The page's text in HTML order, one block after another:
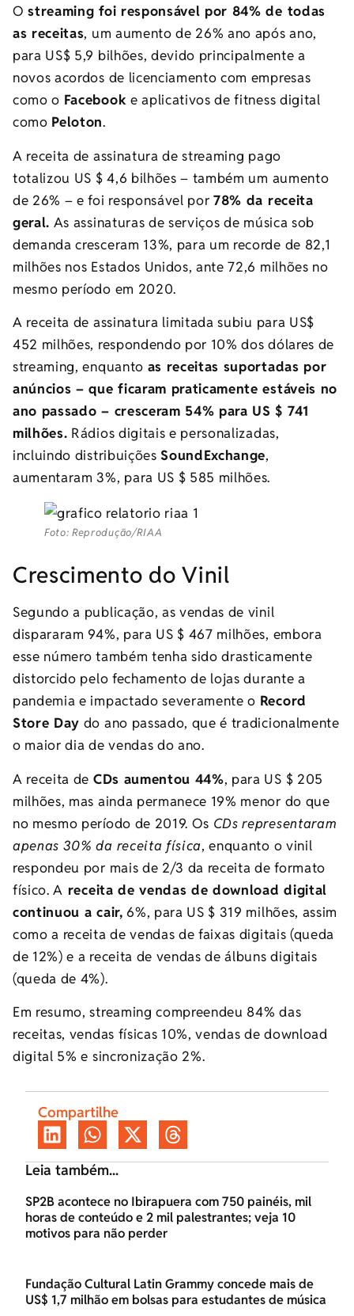
Ostreaming foi responsável por 84% de todas
as receitas, um aumento de 26% ano após ano,
para US$ 5,9 bilhões, devido principalmente a
novos acordos de licenciamento com empresas
como o Facebook e aplicativos de fitness digital
como Peloton.
A receita de assinatura de streaming pago
totalizou US $ 4,6 bilhões – também um aumento
de 26% – e foi responsável por78% da receita
geral. As assinaturas de serviços de música sob
demanda cresceram 13%, para um recorde de 82,1
milhões nos Estados Unidos, ante 72,6 milhões no
mesmo período em 2020.
A receita de assinatura limitada subiu para US$
452 milhões, respondendo por 10% dos dólares de
streaming, enquanto as receitas suportadas por
anúncios – que ficaram praticamente estáveis ​​no
ano passado – cresceram 54% para US $ 741
milhões. Rádios digitais e personalizadas,
incluindo distribuiçõesSoundExchange,
aumentaram 3%, para US $ 585 milhões.
Foto: Reprodução/RIAA
Crescimento do Vinil
Segundo a publicação, as vendas de vinil
dispararam 94%, para US $ 467 milhões, embora
esse número também tenha sido drasticamente
distorcido pelo fechamento de lojas durante a
pandemia e impactado severamente o Record
Store Day do ano passado, que é tradicionalmente
o maior dia de vendas do ano.
A receita de CDs aumentou 44%, para US $ 205
milhões, mas ainda permanece 19% menor do que
no mesmo período de 2019. Os CDs representaram
apenas 30% da receita física, enquanto o vinil
respondeu por mais de 2/3 da receita de formato
físico. A receita de vendas de download digital
continuou a cair, 6%, para US $ 319 milhões, assim
como a receita de vendas de faixas digitais (queda
de 12%) e a receita de vendas de álbuns digitais
(queda de 4%).
Em resumo, streaming compreendeu 84% das
receitas, vendas físicas 10%, vendas de download
digital 5% e sincronização 2%.
Compartilhe
Leia também...
SP2B acontece no Ibirapuera com 750 painéis, mil
horas de conteúdo e 2 mil palestrantes; veja 10
motivos para não perder
Fundação Cultural Latin Grammy concede mais de
US$ 1,7 milhão em bolsas para estudantes de música